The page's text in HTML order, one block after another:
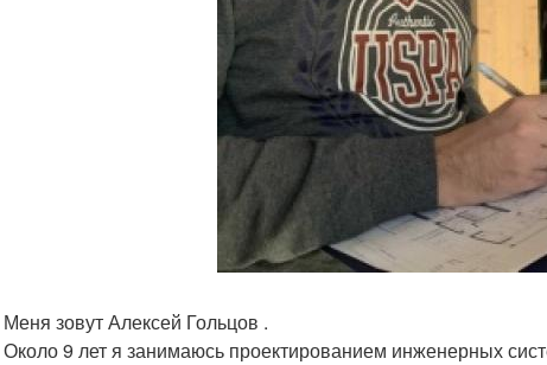
Меня зовут Алексей Гольцов .
Около 9 лет я занимаюсь проектированием инженерных